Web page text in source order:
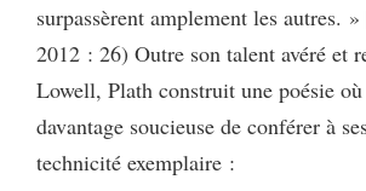
surpassèrent amplement les autres. »
2012 : 26) Outre son talent avéré et
Lowell, Plath construit une poésie
davantage soucieuse de conférer à
technicité exemplaire :